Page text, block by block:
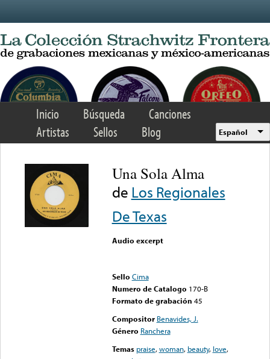
Inicio Búsqueda
Canciones
Artistas
Sellos Blog Español
Una Sola Alma
de Los Regionales
De Texas
Audio excerpt
Sello Cima
Numero de Catalogo 170-B
Formato de grabación 45
Compositor Benavides, J.
Género Ranchera
Temas praise,woman, beauty, love,